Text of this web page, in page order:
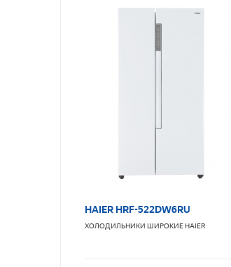
HAIER HRF-522DW6RU
ХОЛОДИЛЬНИКИ ШИРОКИЕHAIER